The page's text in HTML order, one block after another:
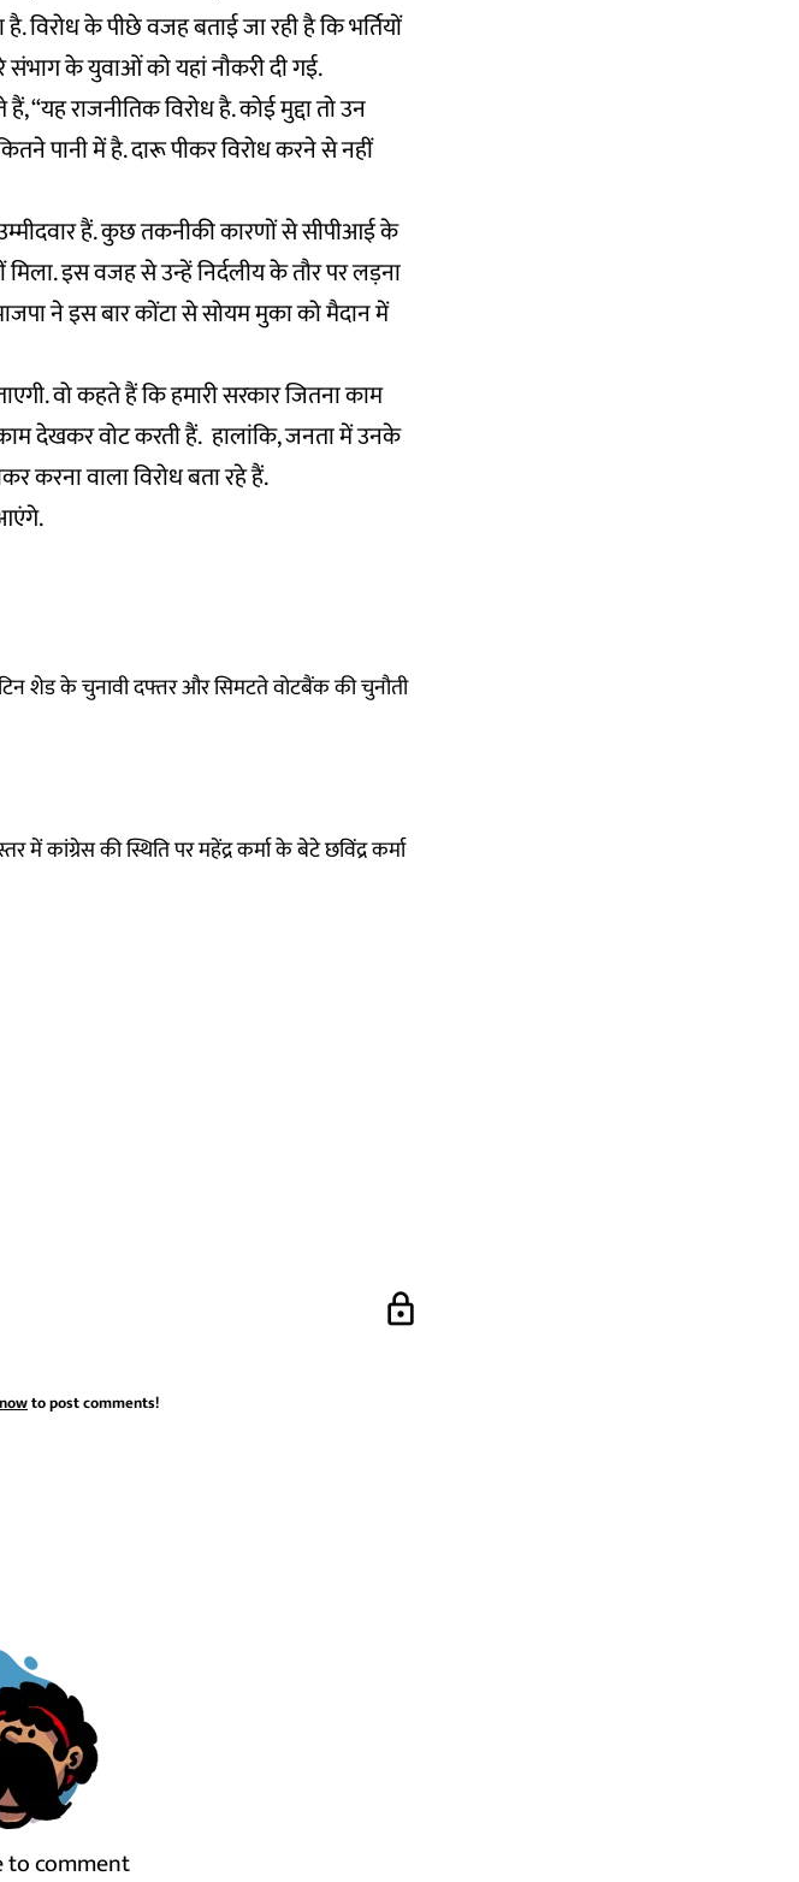
विरोध के पीछे वजह बताई जा रही है कि भर्तियों
संभाग के युवाओं को यहां नौकरी दी गई.
राजनीतिक विरोध है. कोई मुद्दा तो उन
पानी में है. दारू पीकर विरोध करने से नहीं
हैं. कुछ तकनीकी कारणों से सीपीआई के
मिला. इस वजह से उन्हें निर्दलीय के तौर पर लड़ना
ने इस बार कोंटा से सोयम मुका को मैदान में
वो कहते हैं कि हमारी सरकार जितना काम
देखकर वोट करती हैं. हालांकि, जनता में उनके
करना वाला विरोध बता रहे हैं.
शेड के चुनावी दफ्तर और सिमटते वोटबैंक की चुनौती
में कांग्रेस की स्थिति पर महेंद्र कर्मा के बेटे छविंद्र कर्मा
lock
to post comments!
to comment